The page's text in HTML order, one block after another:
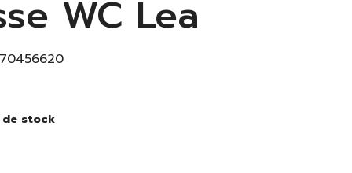
WC Lea
stock